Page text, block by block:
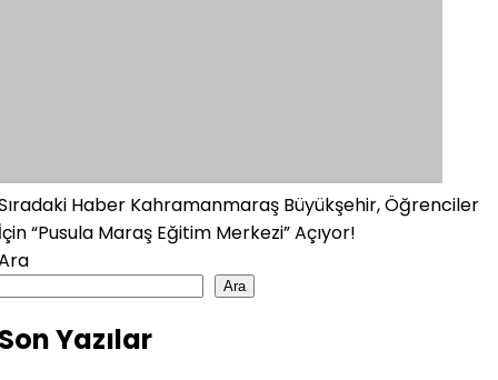
Haber Kahramanmaraş Büyükşehir, Öğrenciler
“Pusula Maraş Eğitim Merkezi” Açıyor!
Ara
Yazılar